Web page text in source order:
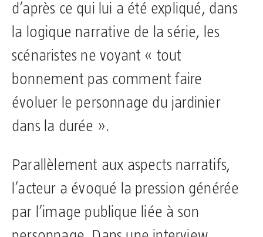
d’après ce qui lui a été expliqué, dans
la logique narrative de la série, les
scénaristes ne voyant « tout
bonnement pas comment faire
évoluer le personnage du jardinier
dans la durée ».
Parallèlement aux aspects narratifs,
l’acteur a évoqué la pression générée
par l’image publique liée à son